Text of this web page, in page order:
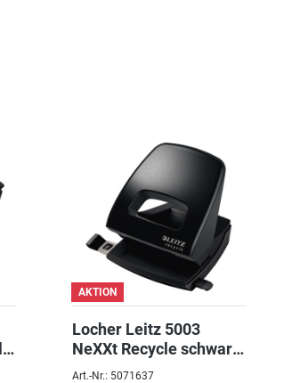
AKTION
Locher Leitz 5003
NeXXt Recycle schwarz
bis 30 Blatt
Art.-Nr.: 5071637